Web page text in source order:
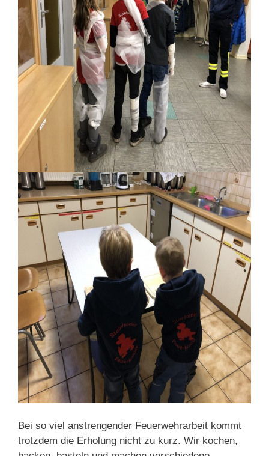
Bei so viel anstrengender Feuerwehrarbeit kommt
trotzdem die Erholung nicht zu kurz. Wir kochen,